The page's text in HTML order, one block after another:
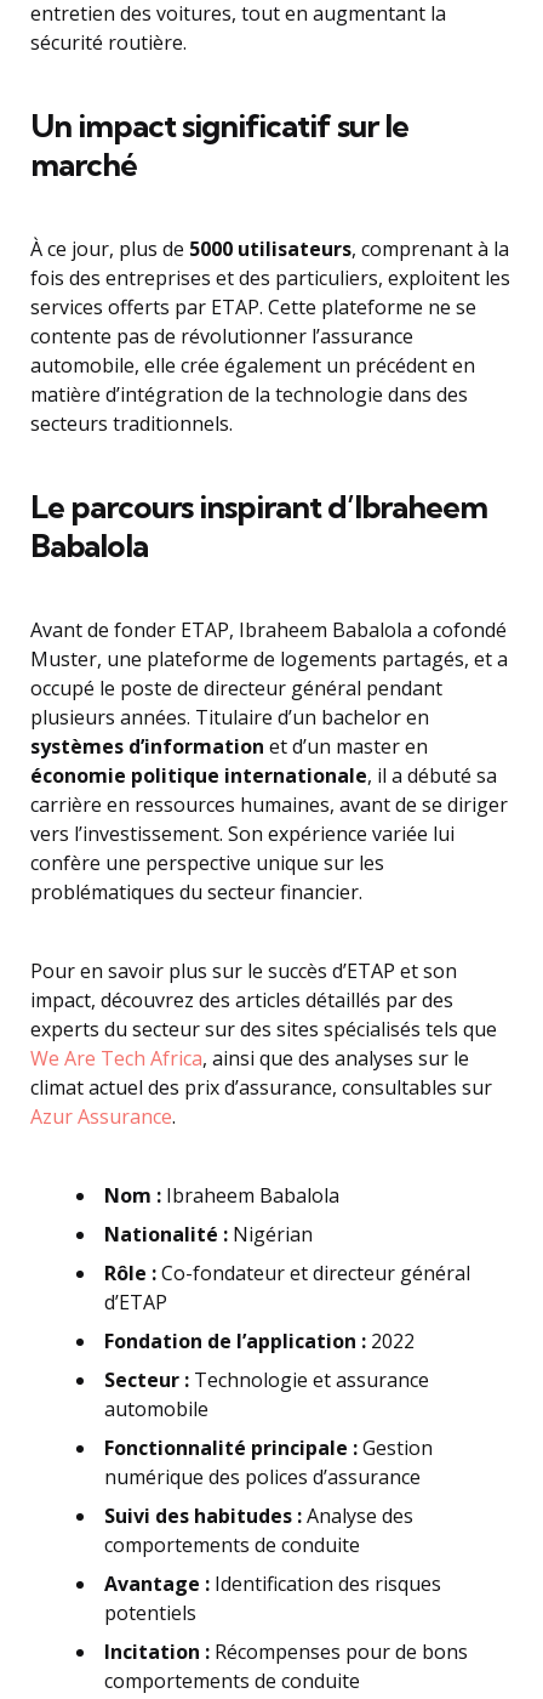
entretien des voitures, tout en augmentant la
sécurité routière.
Un impact significatif sur le
marché
À ce jour, plus de 5000 utilisateurs, comprenant à la
fois des entreprises et des particuliers, exploitent les
services offerts par ETAP. Cette plateforme ne se
contente pas de révolutionner l’assurance
automobile, elle crée également un précédent en
matière d’intégration de la technologie dans des
secteurs traditionnels.
Le parcours inspirant d’Ibraheem
Babalola
Avant de fonder ETAP, Ibraheem Babalola a cofondé
Muster, une plateforme de logements partagés, et a
occupé le poste de directeur général pendant
plusieurs années. Titulaire d’un bachelor en
systèmes d’information et d’un master en
économie politique internationale, il a débuté sa
carrière en ressources humaines, avant de se diriger
vers l’investissement. Son expérience variée lui
confère une perspective unique sur les
problématiques du secteur financier.
Pour en savoir plus sur le succès d’ETAP et son
impact, découvrez des articles détaillés par des
experts du secteur sur des sites spécialisés tels que
We Are Tech Africa, ainsi que des analyses sur le
climat actuel des prix d’assurance, consultables sur
Azur Assurance.
Nom : Ibraheem Babalola
Nationalité : Nigérian
Rôle :Co-fondateur et directeur général
d’ETAP
Fondation de l’application : 2022
Secteur : Technologie et assurance
automobile
Fonctionnalité principale :Gestion
numérique des polices d’assurance
Suivi des habitudes :Analyse des
comportements de conduite
Avantage : Identification des risques
potentiels
Incitation : Récompenses pour de bons
comportements de conduite